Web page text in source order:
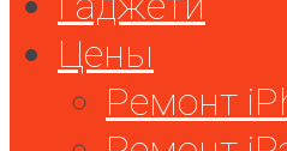
Цены
Ремонт